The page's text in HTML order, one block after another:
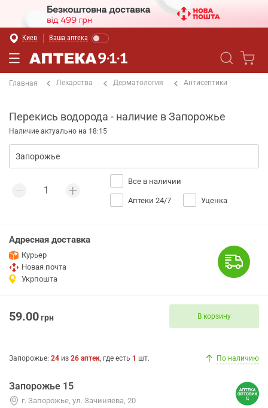
Киев Ваша аптека
Главная Лекарства Дерматология Антисептики
Перекись водорода - наличие в Запорожье
Наличие актуально на 18:15
Все в наличии
Аптеки 24/7 Уценка
Адресная доставка
Курьер
Новая почта
Укрпошта
59.00грн В корзину
Запорожье: 24 из 26 аптек, где есть 1 шт. По наличию
Запорожье 15
г. Запорожье, ул. Зачиняева, 20